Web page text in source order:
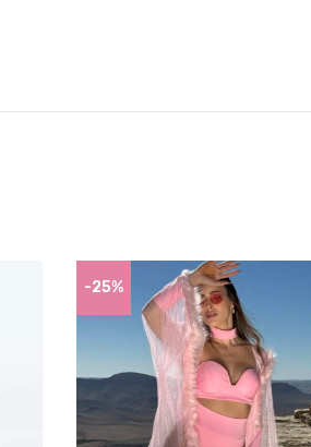
-25%